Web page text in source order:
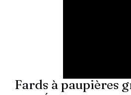
Fards à paupières